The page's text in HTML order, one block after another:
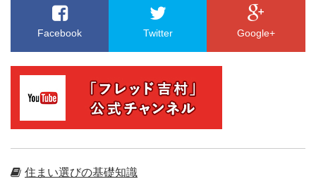
Facebook Twitter Google+
住まい選びの基礎知識